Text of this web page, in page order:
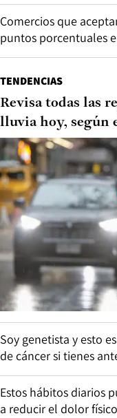
Comercios que
puntos porcentuales
TENDENCIAS
Revisa todas las
lluvia hoy, según
Soy genetista y esto
de cáncer si tienes
Estos hábitos diarios
a reducir el dolor